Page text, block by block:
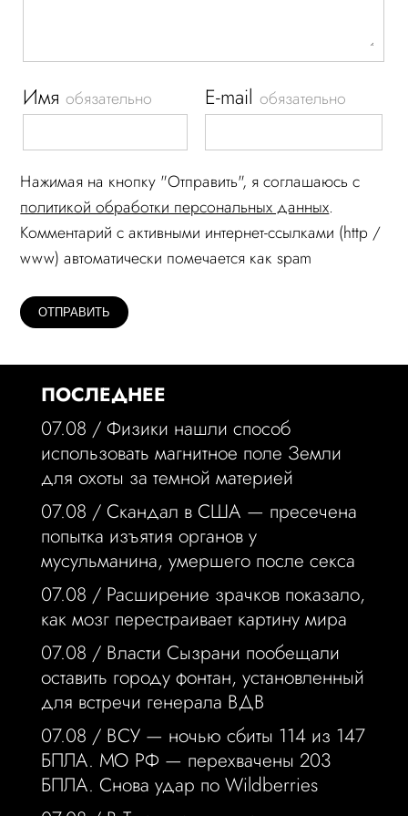
Имяобязательно E-mailобязательно
Нажимая на кнопку "Отправить", я соглашаюсь c
политикой обработки персональных данных.
Комментарий c активными интернет-ссылками (http /
www) автоматически помечается как spam
ПОСЛЕДНЕЕ
07.08 / Физики нашли способ
использовать магнитное поле Земли
для охоты за темной материей
07.08 / Скандал в США — пресечена
попытка изъятия органов у
мусульманина, умершего после секса
07.08 / Расширение зрачков показало,
как мозг перестраивает картину мира
07.08 / Власти Сызрани пообещали
оставить городу фонтан, установленный
для встречи генерала ВДВ
07.08 / ВСУ — ночью сбиты 114 из 147
БПЛА. МО РФ — перехвачены 203
БПЛА. Снова удар по Wildberries